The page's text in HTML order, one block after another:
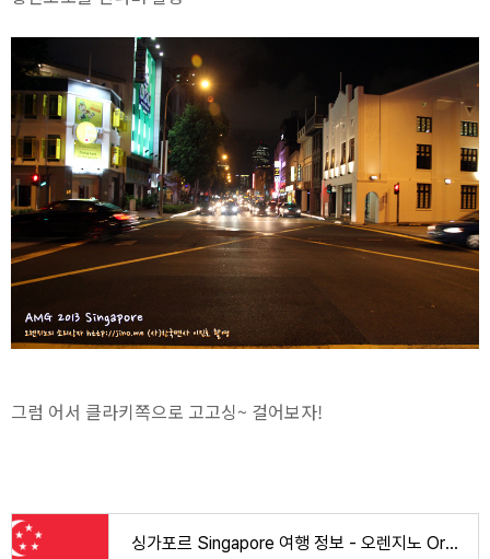
그럼 어서 클라키쪽으로 고고싱~ 걸어보자!
싱가포르 Singapore 여행 정보 - 오렌지노 OranJino | 음악, 책, 강의